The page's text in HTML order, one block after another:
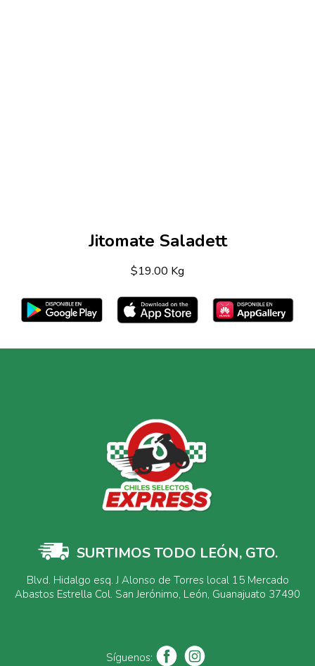
Jitomate Saladett
$19.00 Kg
SURTIMOS TODO LEÓN, GTO.
Blvd. Hidalgo esq. J Alonso de Torres local 15 Mercado
Abastos Estrella Col. San Jerónimo, León, Guanajuato 37490
Síguenos: